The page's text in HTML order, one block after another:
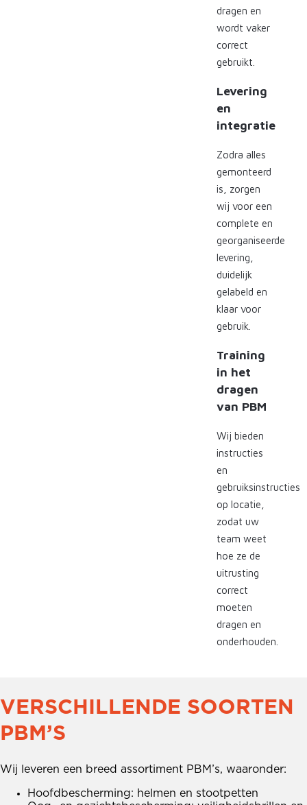
dragen en
wordt vaker
correct
gebruikt.
Levering
en
integratie
Zodra alles
gemonteerd
is, zorgen
wij voor een
complete en
georganiseerde
levering,
duidelijk
gelabeld en
klaar voor
gebruik.
Training
in het
dragen
van PBM
Wij bieden
instructies
en
gebruiksinstructies
op locatie,
zodat uw
team weet
hoe ze de
uitrusting
correct
moeten
dragen en
onderhouden.
VERSCHILLENDE SOORTEN
PBM’S
Wij leveren een breed assortiment PBM’s, waaronder:
Hoofdbescherming: helmen en stootpetten